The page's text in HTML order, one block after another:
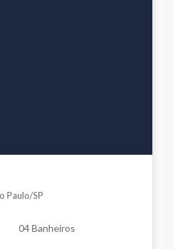
Paulo/SP
04 Banheiros